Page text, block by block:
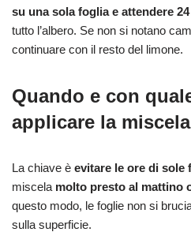
su una sola foglia e attendere
tutto l’albero. Se non si notano
continuare con il resto del limone.
Quando e con
applicare la miscela
La chiave è evitare le ore di sole
miscela molto presto al mattino
questo modo, le foglie non si
sulla superficie.